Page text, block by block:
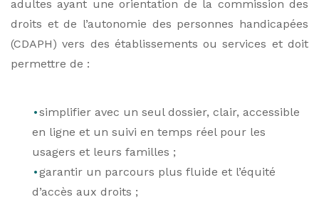
adultes ayant une orientation de la commission des
droits et de l’autonomie des personnes handicapées
(CDAPH) vers des établissements ou services et doit
permettre de :
simplifier avec un seul dossier, clair, accessible
en ligne et un suivi en temps réel pour les
usagers et leurs familles ;
garantir un parcours plus fluide et l’équité
d’accès aux droits ;